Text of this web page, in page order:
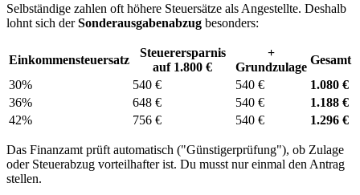
Selbständige zahlen oft höhere Steuersätze als Angestellte. Deshalb
lohnt sich derSonderausgabenabzug besonders:
Einkommensteuersatz
Steuerersparnis
auf 1.800 €
+
Grundzulage
Gesamt
30%
540 € 540 €
1.080 €
36%
648 € 540 €
1.188 €
42%
756 € 540 € 1.296 €
Das Finanzamt prüft automatisch ("Günstigerprüfung"), ob Zulage
oder Steuerabzug vorteilhafter ist. Du musst nur einmal den Antrag
stellen.